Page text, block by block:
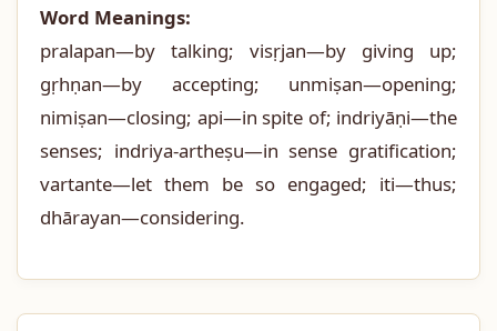
Word Meanings:
pralapan—by talking; visṛjan—by giving up;
gṛhṇan—by accepting; unmiṣan—opening;
nimiṣan—closing; api—in spite of; indriyāṇi—the
senses; indriya-artheṣu—in sense gratification;
vartante—let them be so engaged; iti—thus;
dhārayan—considering.